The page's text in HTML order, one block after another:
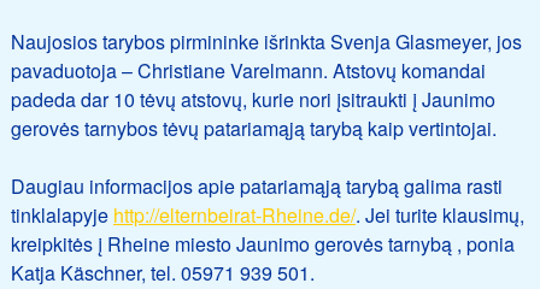
Naujosios tarybos pirmininke išrinkta Svenja Glasmeyer, jos
pavaduotoja – Christiane Varelmann. Atstovų komandai
padeda dar 10 tėvų atstovų, kurie nori įsitraukti į Jaunimo
gerovės tarnybos tėvų patariamąją tarybą kaip vertintojai.
Daugiau informacijos apie patariamąją tarybą galima rasti
tinklalapyje http://elternbeirat-Rheine.de/. Jei turite klausimų,
kreipkitės į Rheine miesto Jaunimo gerovės tarnybą , ponia
Katja Käschner, tel. 05971 939 501.